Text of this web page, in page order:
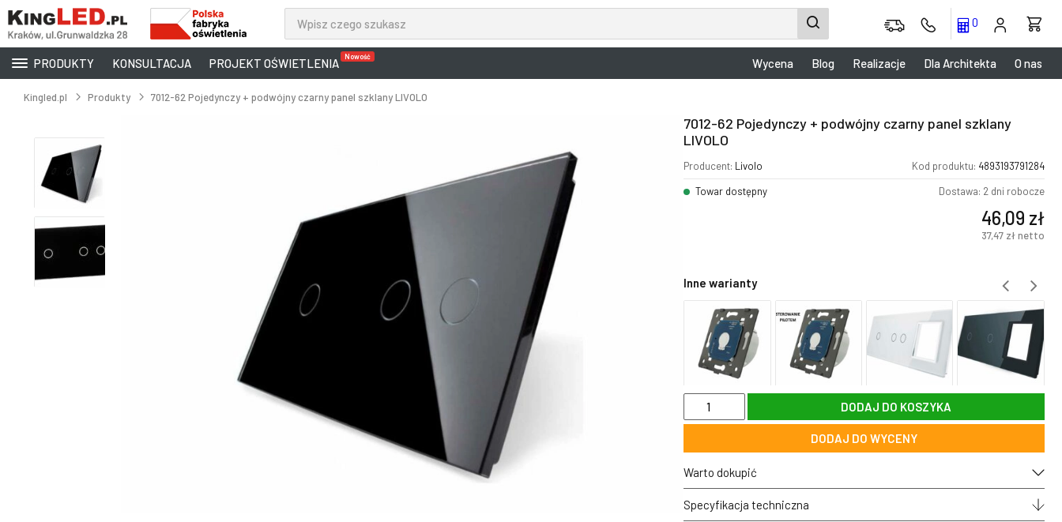
0
PRODUKTY KONSULTACJA PROJEKT OŚWIETLENIA Nowość Wycena Blog Realizacje Dla Architekta O nas
Kingled.pl Produkty 7012-62 Pojedynczy + podwójny czarny panel szklany LIVOLO
7012-62 Pojedynczy + podwójny czarny panel szklany
LIVOLO
Producent: Livolo Kod produktu: 4893193791284
Towar dostępny
Dostawa: 2 dni robocze
46,09 zł
37,47 złnetto
Inne warianty
7012-
62
+
podwójny
czarny
panel
szklany
DODAJ DO KOSZYKA
DODAJ DO WYCENY
Warto dokupić
Specyfikacja techniczna